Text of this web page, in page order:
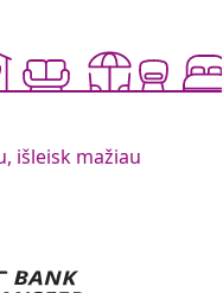
išleisk mažiau